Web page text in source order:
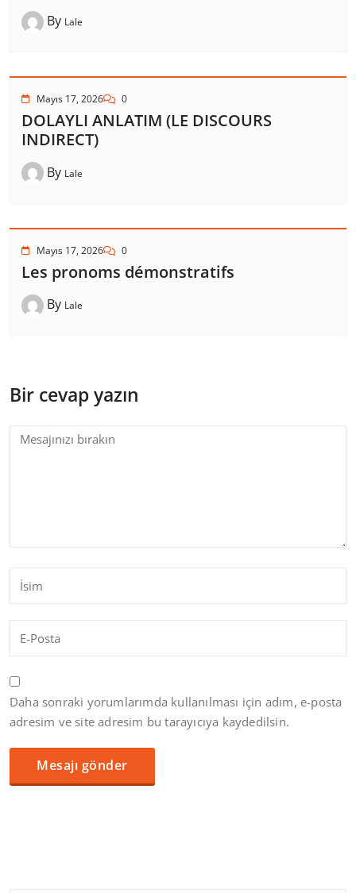
By Lale
Mayıs 17, 2026 0
DOLAYLI ANLATIM (LE DISCOURS
INDIRECT)
By Lale
Mayıs 17, 2026 0
Les pronoms démonstratifs
By Lale
Bir cevap yazın
Daha sonraki yorumlarımda kullanılması için adım, e-posta
adresim ve site adresim bu tarayıcıya kaydedilsin.